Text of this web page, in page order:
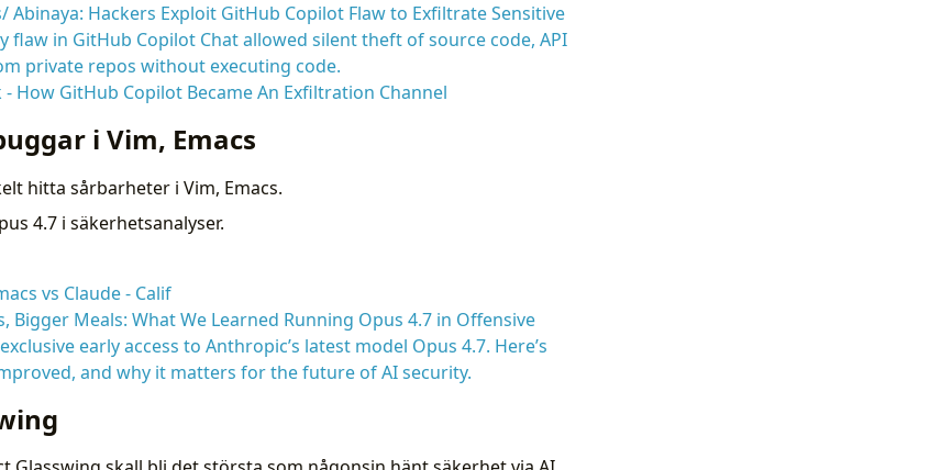
Abinaya: Hackers Exploit GitHub Copilot Flaw to Exfiltrate Sensitive
flaw in GitHub Copilot Chat allowed silent theft of source code, API
private repos without executing code.
- How GitHub Copilot Became An Exfiltration Channel
i Vim, Emacs
hitta sårbarheter i Vim, Emacs.
4.7 i säkerhetsanalyser.
vs Claude - Calif
Bigger Meals: What We Learned Running Opus 4.7 in Offensive
early access to Anthropic’s latest model Opus 4.7. Here’s
and why it matters for the future of AI security.